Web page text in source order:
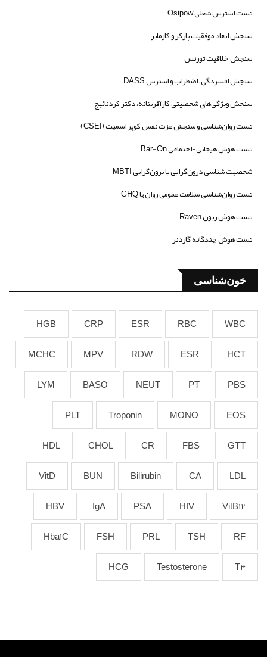
تست استرس شغلی Osipow
سنجش ابعاد موفقیت پارکر و کازمایر
سنجش خلاقیت تورنس
سنجش افسردگی، اضطراب و استرس DASS
سنجش ویژگی‌های شخصیتی کارآفرینانه، دکتر کردنائیج
تست روان‌شناسی و سنجش عزت نفس کوپر اسمیت (CSEI)
تست هوش هیجانی-اجتماعی Bar-On
شخصیت شناسی درون‌گرایی یا برون‌گرایی MBTI
تست روان‌شناسی سلامت عمومی روان یا GHQ
تست هوش ریون Raven
تست هوش چندگانه گاردنر
خون‌شناسی
WBC
RBC
ESR
CRP
HGB
HCT
ESR
RDW
MPV
MCHC
PBS
PT
NEUT
BASO
LYM
EOS
MONO
Troponin
PLT
GTT
FBS
CR
CHOL
HDL
LDL
CA
Bilirubin
BUN
VitD
VitB12
HIV
PSA
IgA
HBV
RF
TSH
PRL
FSH
Hba1C
T4
Testosterone
HCG